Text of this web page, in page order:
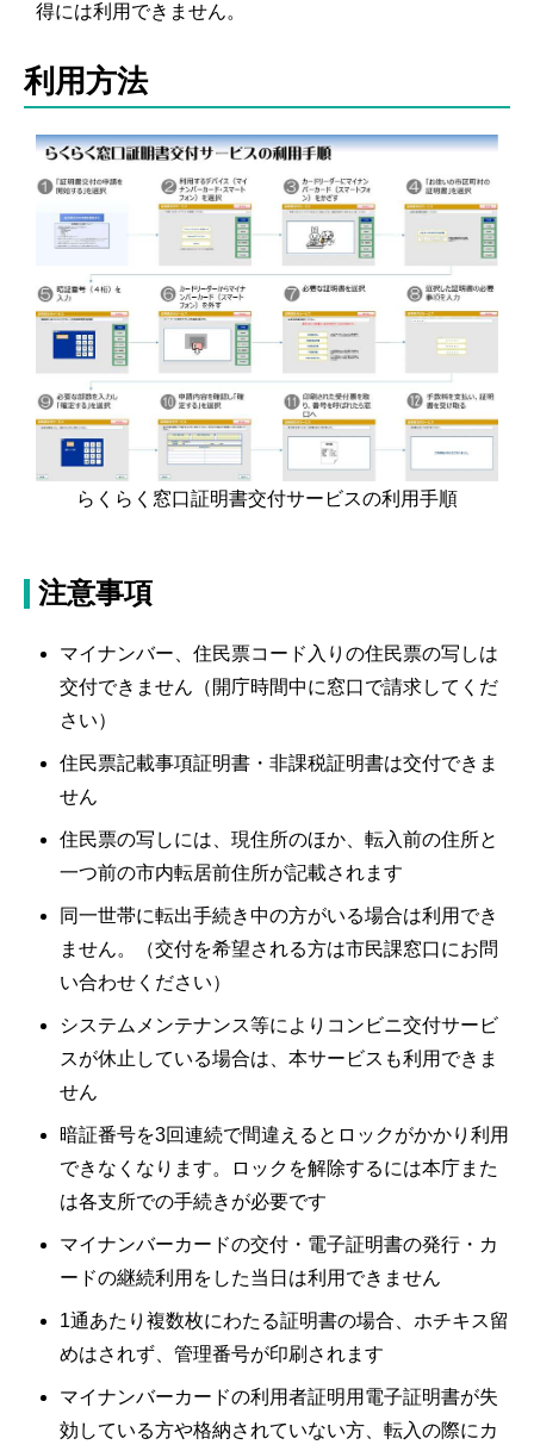
得には利用できません。
利用方法
らくらく窓口証明書交付サービスの利用手順
注意事項
マイナンバー、住民票コード入りの住民票の写しは
交付できません（開庁時間中に窓口で請求してくだ
さい）
住民票記載事項証明書・非課税証明書は交付できま
せん
住民票の写しには、現住所のほか、転入前の住所と
一つ前の市内転居前住所が記載されます
同一世帯に転出手続き中の方がいる場合は利用でき
ません。（交付を希望される方は市民課窓口にお問
い合わせください）
システムメンテナンス等によりコンビニ交付サービ
スが休止している場合は、本サービスも利用できま
せん
暗証番号を3回連続で間違えるとロックがかかり利用
できなくなります。ロックを解除するには本庁また
は各支所での手続きが必要です
マイナンバーカードの交付・電子証明書の発行・カ
ードの継続利用をした当日は利用できません
1通あたり複数枚にわたる証明書の場合、ホチキス留
めはされず、管理番号が印刷されます
マイナンバーカードの利用者証明用電子証明書が失
効している方や格納されていない方、転入の際にカ